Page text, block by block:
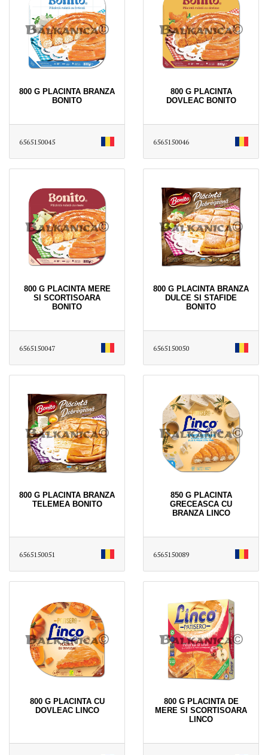
800 G PLACINTA BRANZA
BONITO
6565150045
800 G PLACINTA
DOVLEAC BONITO
6565150046
800 G PLACINTA MERE
SI SCORTISOARA
BONITO
6565150047
800 G PLACINTA BRANZA
DULCE SI STAFIDE
BONITO
6565150050
800 G PLACINTA BRANZA
TELEMEA BONITO
6565150051
850 G PLACINTA
GRECEASCA CU
BRANZA LINCO
6565150089
800 G PLACINTA CU
DOVLEAC LINCO
800 G PLACINTA DE
MERE SI SCORTISOARA
LINCO